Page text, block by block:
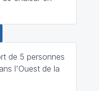
de 5 personnes
l'Ouest de la